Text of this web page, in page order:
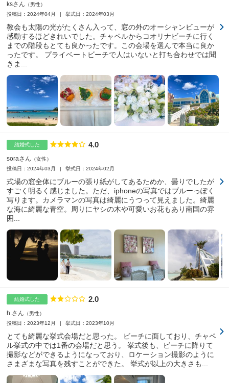
ksさん
男性
投稿日：2024年04月
挙式日：2024年03月
教会も太陽の光がたくさん入って、窓の外のオーシャンビューが
感動するほどきれいでした。チャペルからコオリナビーチに行く
までの階段もとても良かったです。この会場を選んで本当に良か
ったです。 プライベートビーチで人はいないと打ち合わせでは聞
きま...
結婚式した 点数
4.0
soraさん
女性
投稿日：2024年03月
挙式日：2024年02月
式場の窓全体にブルーの張り紙がしてあるためか、曇りでしたが
すごく明るく感じました。ただ、iphoneの写真ではブルーっぽく
写ります。カメラマンの写真は綺麗にうつって見えました。綺麗
な海に綺麗な青空。周りにヤシの木や可愛いお花もあり南国の雰
囲...
結婚式した 点数
2.0
h.さん
男性
投稿日：2023年12月
挙式日：2023年10月
とても綺麗な挙式会場だと思った。 ビーチに面しており、チャペ
ル挙式の中では1番の会場だと思う。 挙式後も、ビーチに降りて
撮影などができるようになっており、ロケーション撮影のように
さまざまな写真を残すことができた。 挙式が以上の大きさも...